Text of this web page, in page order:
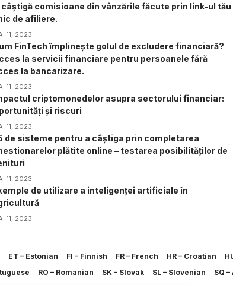
câștigă comisioane din vânzările făcute prin link-ul tău
de afiliere.
11, 2023
FinTech împlinește golul de excludere financiară?
la servicii financiare pentru persoanele fără
la bancarizare.
11, 2023
criptomonedelor asupra sectorului financiar:
și riscuri
11, 2023
de sisteme pentru a câștiga prin completarea
plătite online – testarea posibilităților de
11, 2023
de utilizare a inteligenței artificiale în
11, 2023
ET – Estonian FI – Finnish FR – French HR – Croatian
RO – Romanian SK – Slovak SL – Slovenian SQ